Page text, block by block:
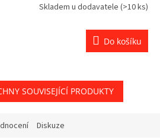
Skladem u dodavatele (>10 ks)
Do košíku
SOUVISEJÍCÍ PRODUKTY
Diskuze